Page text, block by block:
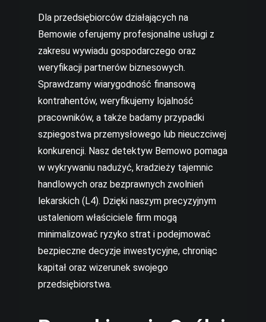
Dla przedsiębiorców działających na
Bemowie oferujemy profesjonalne usługi z
zakresu wywiadu gospodarczego oraz
weryfikacji partnerów biznesowych.
Sprawdzamy wiarygodność finansową
kontrahentów, weryfikujemy lojalność
pracowników, a także badamy przypadki
szpiegostwa przemysłowego lub nieuczciwej
konkurencji. Nasz detektyw Bemowo pomaga
w wykrywaniu nadużyć, kradzieży tajemnic
handlowych oraz bezprawnych zwolnień
lekarskich (L4). Dzięki naszym precyzyjnym
ustaleniom właściciele firm mogą
minimalizować ryzyko strat i podejmować
bezpieczne decyzje inwestycyjne, chroniąc
kapitał oraz wizerunek swojego
przedsiębiorstwa.